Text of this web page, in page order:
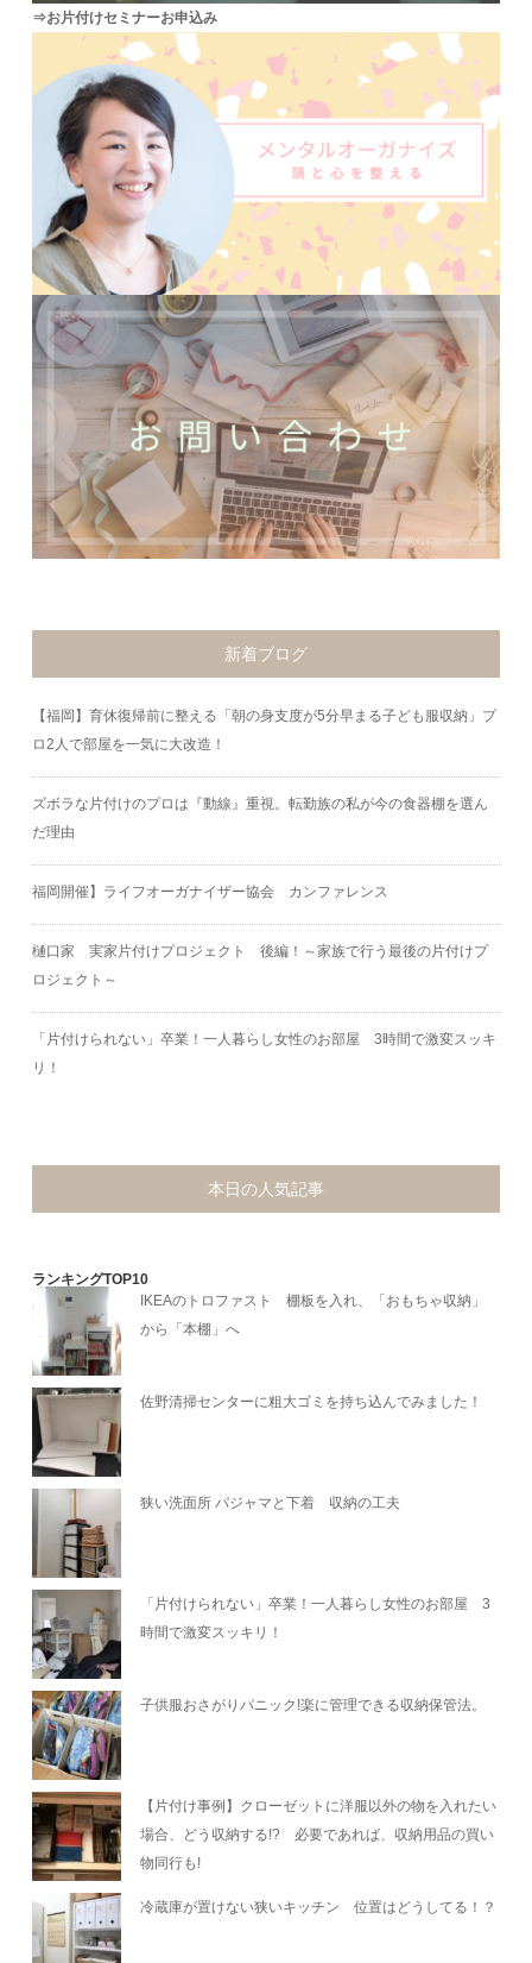
⇒お片付けセミナーお申込み
新着ブログ
【福岡】育休復帰前に整える「朝の身支度が5分早まる子ども服収納」プ
ロ2人で部屋を一気に大改造！
ズボラな片付けのプロは『動線』重視。転勤族の私が今の食器棚を選ん
だ理由
福岡開催】ライフオーガナイザー協会 カンファレンス
樋口家 実家片付けプロジェクト 後編！～家族で行う最後の片付けプ
ロジェクト～
「片付けられない」卒業！一人暮らし女性のお部屋 3時間で激変スッキ
リ！
本日の人気記事
ランキングTOP10
IKEAのトロファスト 棚板を入れ、「おもちゃ収納」
から「本棚」へ
佐野清掃センターに粗大ゴミを持ち込んでみました！
狭い洗面所 パジャマと下着 収納の工夫
「片付けられない」卒業！一人暮らし女性のお部屋 3
時間で激変スッキリ！
子供服おさがりパニック!楽に管理できる収納保管法。
【片付け事例】クローゼットに洋服以外の物を入れたい
場合、どう収納する!? 必要であれば、収納用品の買い
物同行も!
冷蔵庫が置けない狭いキッチン 位置はどうしてる！？